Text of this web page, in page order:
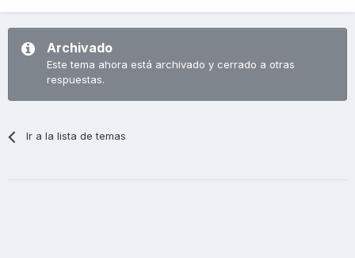
Archivado
Este tema ahora está archivado y cerrado a otras
respuestas.
Ir a la lista de temas